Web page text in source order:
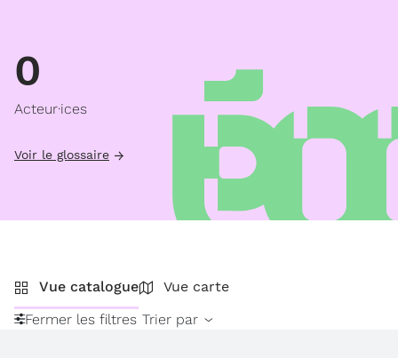
0
Acteur·ices
Voir le glossaire
Vue catalogue
Vue carte
Fermer les filtres Trier par